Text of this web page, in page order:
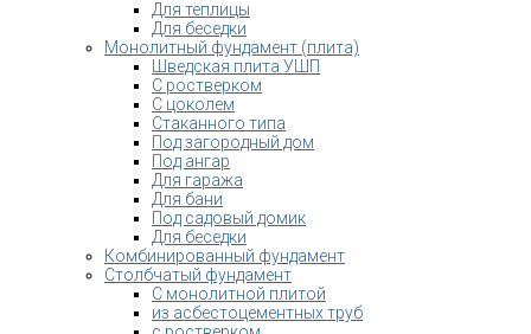
Для теплицы
Для беседки
Монолитный фундамент (плита)
Шведская плита УШП
С ростверком
С цоколем
Стаканного типа
Под загородный дом
Под ангар
Для гаража
Для бани
Под садовый домик
Для беседки
Комбинированный фундамент
Столбчатый фундамент
С монолитной плитой
из асбестоцементных труб